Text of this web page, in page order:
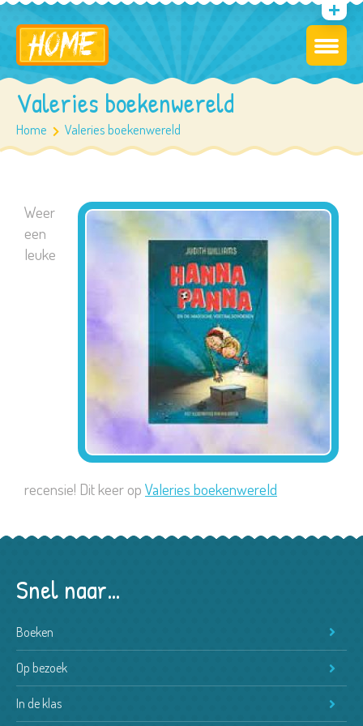
Valeries boekenwereld
Home Valeries boekenwereld
Weer
een
leuke
recensie! Dit keer op Valeries boekenwereld
Snel naar…
Boeken
Op bezoek
In de klas